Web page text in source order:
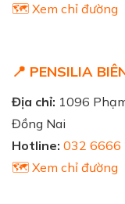
🗺️ Xem chỉ đường
📍 PENSILIA
Địa chỉ: 1096
Đồng Nai
Hotline: 032 6666
🗺️ Xem chỉ đường